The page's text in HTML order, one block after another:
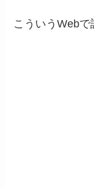
こういうWebで